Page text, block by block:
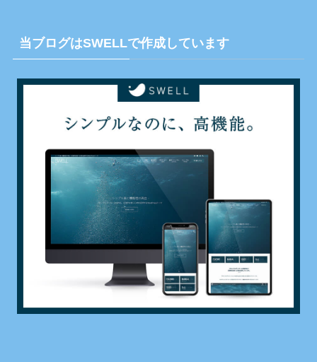
当ブログはSWELLで作成しています